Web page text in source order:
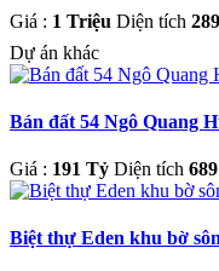
Giá : 1 Triệu Diện tích
Dự án khác
Bán đất 54 Ngô Quang
Giá : 191 Tỷ Diện tích
Biệt thự Eden khu bờ